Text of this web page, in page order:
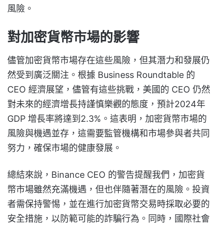
風險。
對加密貨幣市場的影響
儘管加密貨幣市場存在這些風險，但其潛力和發展仍
然受到廣泛關注。根據 Business Roundtable 的
CEO 經濟展望，儘管有這些挑戰，美國的 CEO 仍然
對未來的經濟增長持謹慎樂觀的態度，預計2024年
GDP 增長率將達到2.3%。這表明，加密貨幣市場的
風險與機遇並存，這需要監管機構和市場參與者共同
努力，確保市場的健康發展。
總結來說，Binance CEO 的警告提醒我們，加密貨
幣市場雖然充滿機遇，但也伴隨著潛在的風險。投資
者需保持警惕，並在進行加密貨幣交易時採取必要的
安全措施，以防範可能的詐騙行為。同時，國際社會